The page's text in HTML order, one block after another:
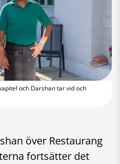
och Darshan tar vid och
över Restaurang
fortsätter det